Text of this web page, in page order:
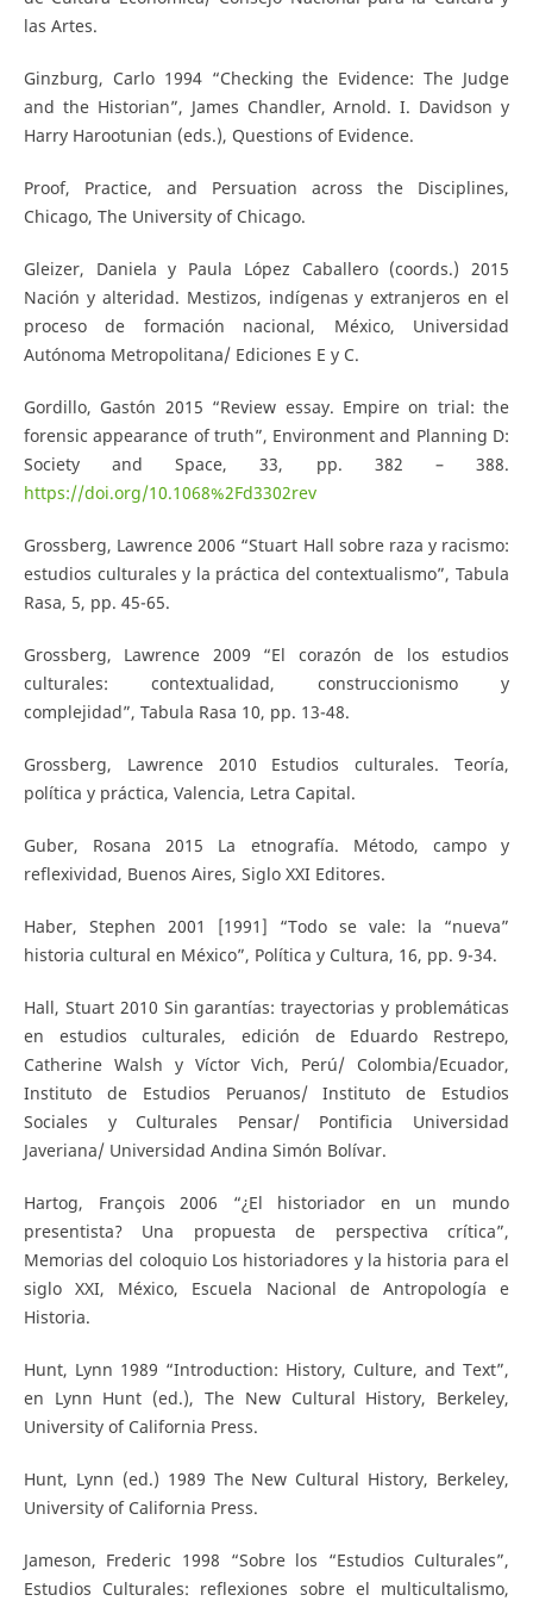
las Artes.
Ginzburg, Carlo 1994 “Checking the Evidence: The Judge
and the Historian”, James Chandler, Arnold. I. Davidson y
Harry Harootunian (eds.), Questions of Evidence.
Proof, Practice, and Persuation across the Disciplines,
Chicago, The University of Chicago.
Gleizer, Daniela y Paula López Caballero (coords.) 2015
Nación y alteridad. Mestizos, indígenas y extranjeros en el
proceso de formación nacional, México, Universidad
Autónoma Metropolitana/ Ediciones E y C.
Gordillo, Gastón 2015 “Review essay. Empire on trial: the
forensic appearance of truth”, Environment and Planning D:
Society and Space, 33, pp. 382 – 388.
https://doi.org/10.1068%2Fd3302rev
Grossberg, Lawrence 2006 “Stuart Hall sobre raza y racismo:
estudios culturales y la práctica del contextualismo”, Tabula
Rasa, 5, pp. 45-65.
Grossberg, Lawrence 2009 “El corazón de los estudios
culturales: contextualidad, construccionismo y
complejidad”, Tabula Rasa 10, pp. 13-48.
Grossberg, Lawrence 2010 Estudios culturales. Teoría,
política y práctica, Valencia, Letra Capital.
Guber, Rosana 2015 La etnografía. Método, campo y
reflexividad, Buenos Aires, Siglo XXI Editores.
Haber, Stephen 2001 [1991] “Todo se vale: la “nueva”
historia cultural en México”, Política y Cultura, 16, pp. 9-34.
Hall, Stuart 2010 Sin garantías: trayectorias y problemáticas
en estudios culturales, edición de Eduardo Restrepo,
Catherine Walsh y Víctor Vich, Perú/ Colombia/Ecuador,
Instituto de Estudios Peruanos/ Instituto de Estudios
Sociales y Culturales Pensar/ Pontificia Universidad
Javeriana/ Universidad Andina Simón Bolívar.
Hartog, François 2006 “¿El historiador en un mundo
presentista? Una propuesta de perspectiva crítica”,
Memorias del coloquio Los historiadores y la historia para el
siglo XXI, México, Escuela Nacional de Antropología e
Historia.
Hunt, Lynn 1989 “Introduction: History, Culture, and Text”,
en Lynn Hunt (ed.), The New Cultural History, Berkeley,
University of California Press.
Hunt, Lynn (ed.) 1989 The New Cultural History, Berkeley,
University of California Press.
Jameson, Frederic 1998 “Sobre los “Estudios Culturales”,
Estudios Culturales: reflexiones sobre el multicultalismo,